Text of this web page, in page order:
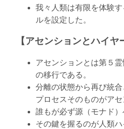
我々人類は有限を体験
ルを設定した。
【アセンションとハイヤ
アセンションとは第５
の移行である。
分離の状態から再び統
プロセスそのものがアセ
誰もが必ず源（モナド）
その鍵を握るのが人類